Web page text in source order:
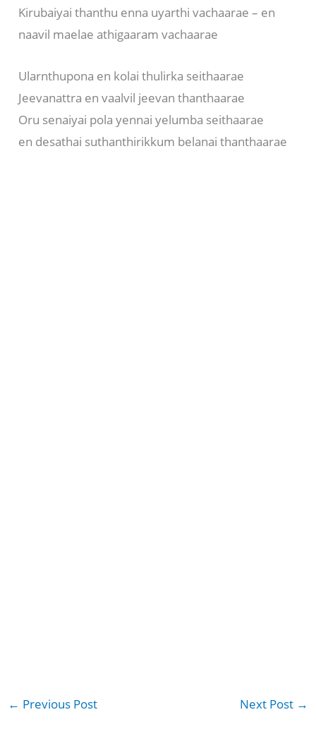
Kirubaiyai thanthu enna uyarthi vachaarae – en
naavil maelae athigaaram vachaarae
Ularnthupona en kolai thulirka seithaarae
Jeevanattra en vaalvil jeevan thanthaarae
Oru senaiyai pola yennai yelumba seithaarae
en desathai suthanthirikkum belanai thanthaarae
← Previous Post Next Post →